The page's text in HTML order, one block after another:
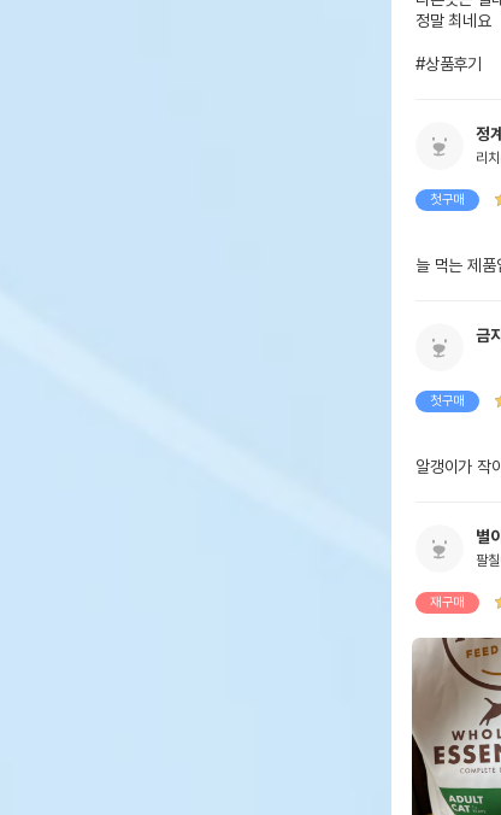
정말 최네요
#상품후기
정
리치
첫구매
늘 먹는 제
금
첫구매
알갱이가 작
별
팔
재구매